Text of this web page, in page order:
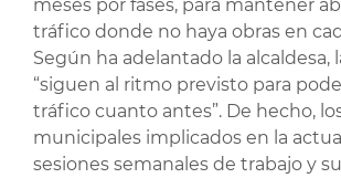
meses por fases, para mantener
tráfico donde no haya obras en
Según ha adelantado la alcaldesa,
“siguen al ritmo previsto para
tráfico cuanto antes”. De hecho,
municipales implicados en la
sesiones semanales de trabajo y